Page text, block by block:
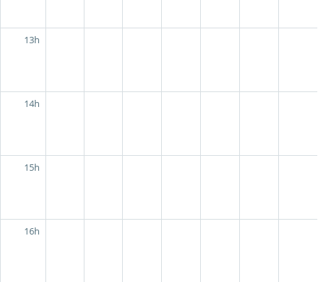
13h
14h
15h
16h